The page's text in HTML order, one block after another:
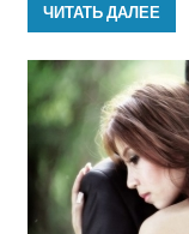
ЧИТАТЬ ДАЛЕЕ